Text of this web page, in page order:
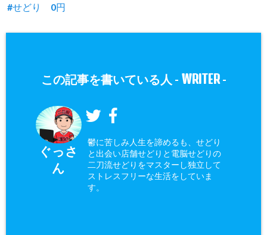
せどり 0円
この記事を書いている人 - WRITER-
ぐっさ
ん
鬱に苦しみ人生を諦めるも、せどり
と出会い店舗せどりと電脳せどりの
二刀流せどりをマスターし独立して
ストレスフリーな生活をしていま
す。